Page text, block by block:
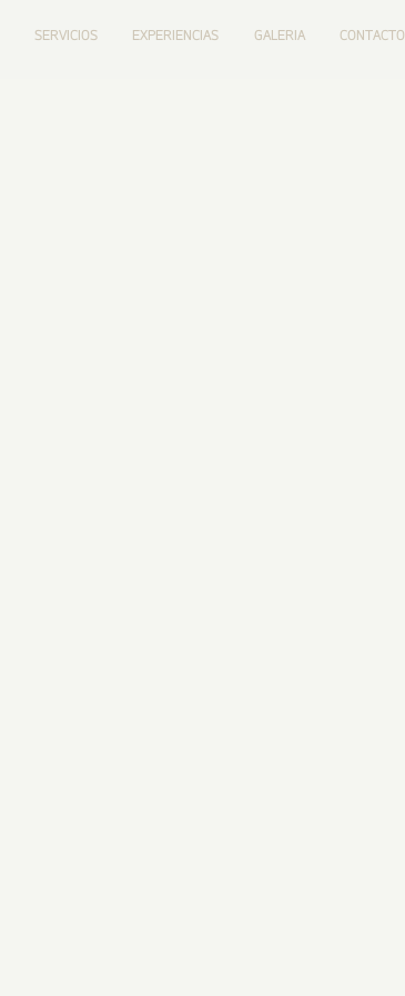
SERVICIOS EXPERIENCIAS GALERIA CONTACTO